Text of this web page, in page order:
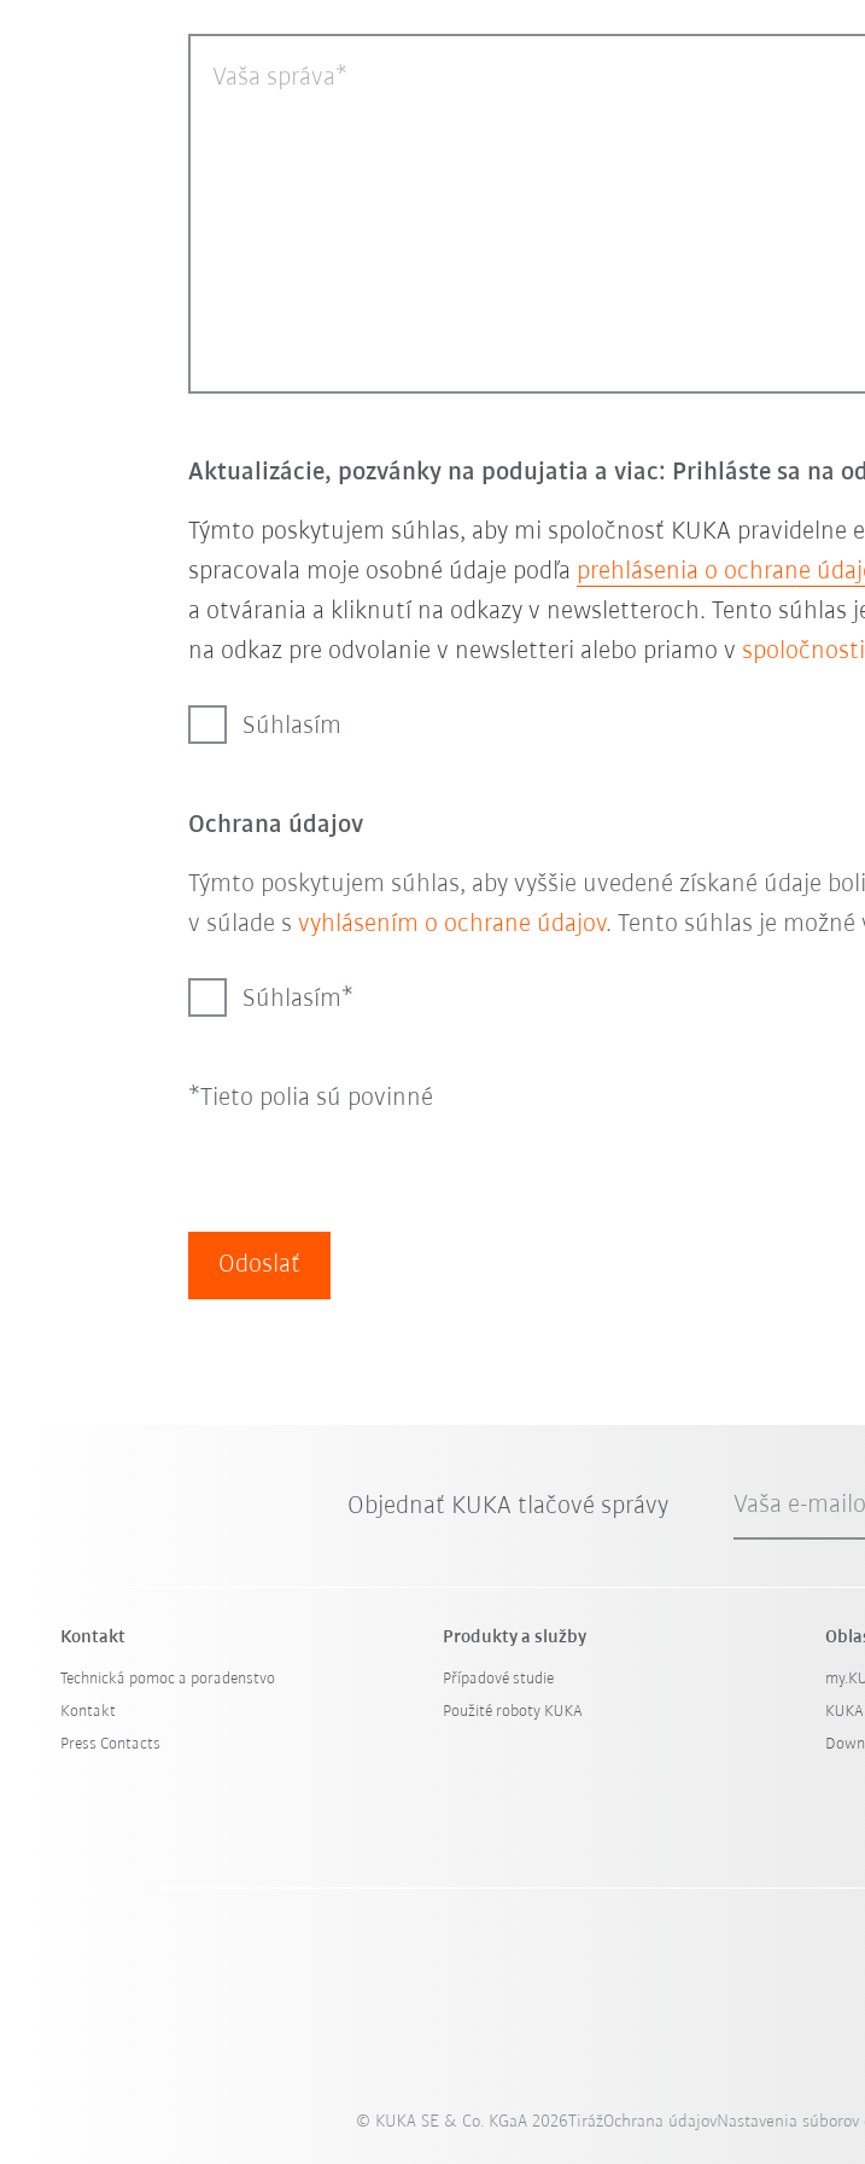
Vaša správa
Aktualizácie, pozvánky na podujatia a viac: Prihláste sa na
Týmto poskytujem súhlas, aby mi spoločnosť KUKA
spracovala moje osobné údaje podľa prehlásenia o ochrane
a otvárania a kliknutí na odkazy v newsletteroch. Tento
na odkaz pre odvolanie v newsletteri alebo priamo v
Súhlasím
Ochrana údajov
Týmto poskytujem súhlas, aby vyššie uvedené získané údaje
v súlade s vyhlásením o ochrane údajov. Tento súhlas je
Súhlasím
*Tieto polia sú povinné
Odoslať
Objednať KUKA tlačové správy Vaša e-
Kontakt
Technická pomoc a poradenstvo
Kontakt
Press Contacts
Produkty a služby
Případové studie
Použité roboty KUKA
© KUKA SE & Co. KGaA 2026 TirážOchrana údajovNastavenia súborov